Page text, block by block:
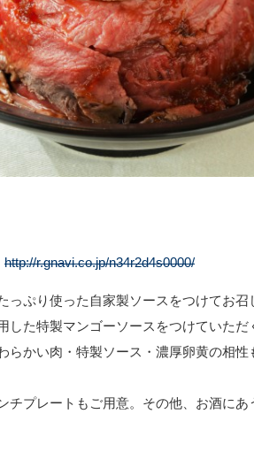
http://r.gnavi.co.jp/n34r2d4s0000/
っぷり使った自家製ソースをつけてお召
した特製マンゴーソースをつけていた
らかい肉・特製ソース・濃厚卵黄の相性
チプレートもご用意。その他、お酒に